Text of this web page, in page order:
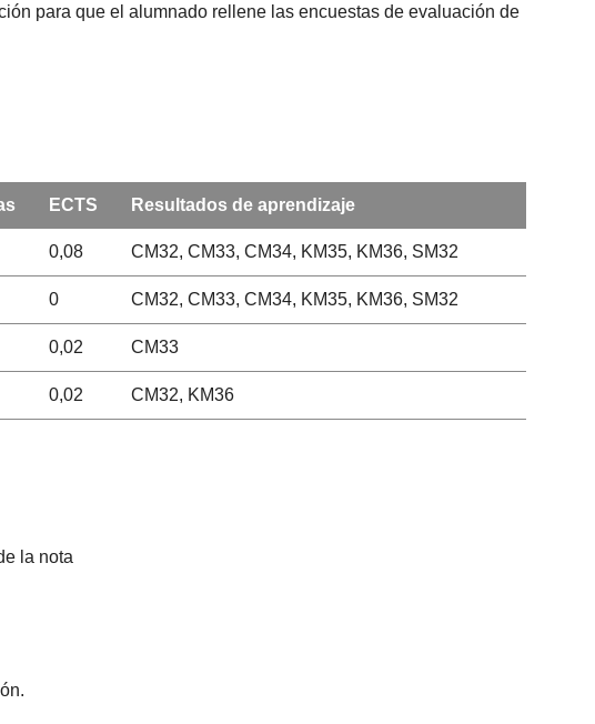
para que el alumnado rellene las encuestas de evaluación de
ECTS Resultados de aprendizaje
0,08 CM32, CM33, CM34, KM35, KM36, SM32
0 CM32, CM33, CM34, KM35, KM36, SM32
0,02 CM33
0,02 CM32, KM36
la nota